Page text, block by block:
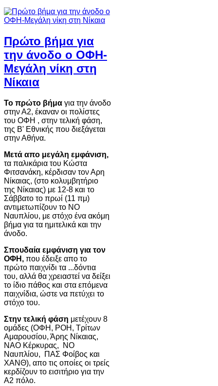
Πρώτο βήμα για
την άνοδο ο ΟΦΗ-
Μεγάλη νίκη στη
Νίκαια
Το πρώτο βήμα για την άνοδο
στην Α2, έκαναν οι πολίστες
του ΟΦΗ , στην τελική φάση,
της Β' Εθνικής που διεξάγεται
στην Αθήνα.
Μετά απο μεγάλη εμφάνιση,
τα παλικάρια του Κώστα
Φιτσανάκη, κέρδισαν τον Αρη
Νίκαιας, (στο κολυμβητήριο
της Νίκαιας) με 12-8 και το
Σάββατο το πρωί (11 πμ)
αντιμετωπίζουν το ΝΟ
Ναυπλίου, με στόχο ένα ακόμη
βήμα για τα ημιτελικά και την
άνοδο.
Σπουδαία εμφάνιση για τον
ΟΦΗ, που έδειξε απο το
πρώτο παιχνίδι τα ...δόντια
του, αλλά θα χρειαστεί να δείξει
το ίδιο πάθος και στα επόμενα
παιχνίδια, ώστε να πετύχει το
στόχο του.
Στην τελική φάση μετέχουν 8
ομάδες (ΟΦΗ, ΡΟΗ, Τρίτων
Αμαρουσίου, Άρης Νίκαιας,
ΝΑΟ Κέρκυρας, ΝΟ
Ναυπλίου, ΠΑΣ Φοίβος και
ΧΑΝΘ), απο τις οποίες οι τρείς
κερδίζουν το εισιτήριο για την
Α2 πόλο.